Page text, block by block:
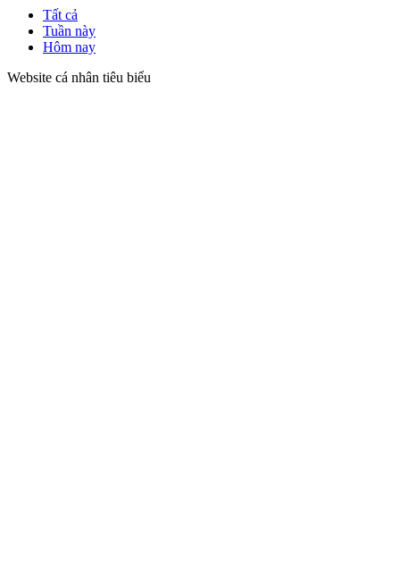
Tất cả
Tuần này
Hôm nay
Website cá nhân tiêu biểu